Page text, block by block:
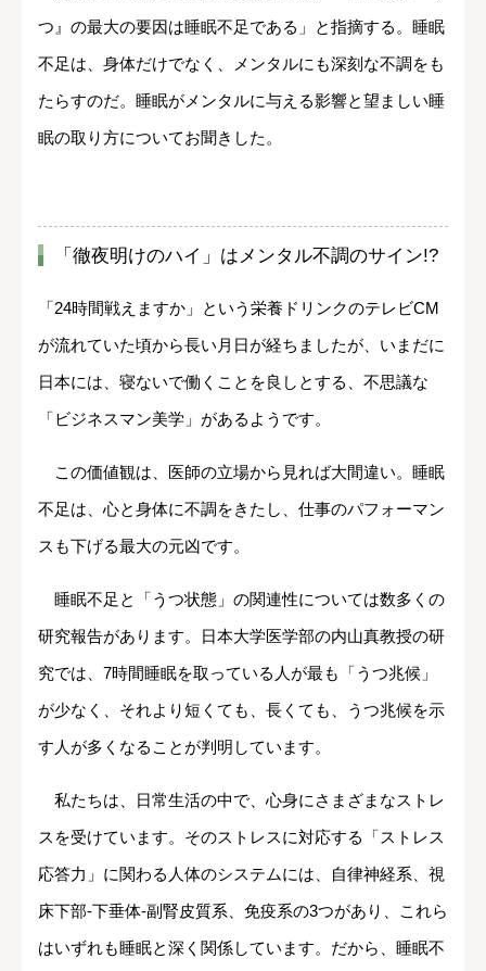
つ』の最大の要因は睡眠不足である」と指摘する。睡眠
不足は、身体だけでなく、メンタルにも深刻な不調をも
たらすのだ。睡眠がメンタルに与える影響と望ましい睡
眠の取り方についてお聞きした。
「徹夜明けのハイ」はメンタル不調のサイン!?
「24時間戦えますか」という栄養ドリンクのテレビCM
が流れていた頃から長い月日が経ちましたが、いまだに
日本には、寝ないで働くことを良しとする、不思議な
「ビジネスマン美学」があるようです。
この価値観は、医師の立場から見れば大間違い。睡眠
不足は、心と身体に不調をきたし、仕事のパフォーマン
スも下げる最大の元凶です。
睡眠不足と「うつ状態」の関連性については数多くの
研究報告があります。日本大学医学部の内山真教授の研
究では、7時間睡眠を取っている人が最も「うつ兆候」
が少なく、それより短くても、長くても、うつ兆候を示
す人が多くなることが判明しています。
私たちは、日常生活の中で、心身にさまざまなストレ
スを受けています。そのストレスに対応する「ストレス
応答力」に関わる人体のシステムには、自律神経系、視
床下部-下垂体-副腎皮質系、免疫系の3つがあり、これら
はいずれも睡眠と深く関係しています。だから、睡眠不